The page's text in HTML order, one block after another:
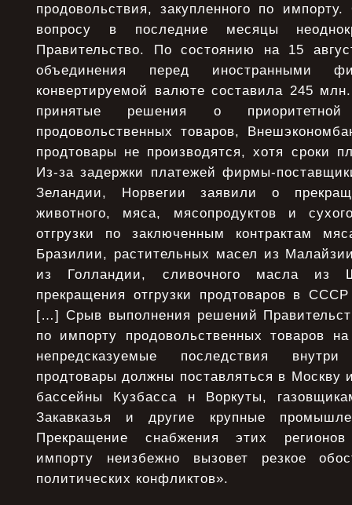
продовольствия, закупленного по
вопросу в последние месяцы
Правительство. По состоянию на 15
объединения перед иностранными
конвертируемой валюте составила 245
принятые решения о
продовольственных товаров,
продтовары не производятся, хотя сроки
Из-за задержки платежей фирмы-
Зеландии, Норвегии заявили о
животного, мяса, мясопродуктов и
отгрузки по заключенным контрактам
Бразилии, растительных масел из
из Голландии, сливочного масла из
прекращения отгрузки продтоваров в
[…] Срыв выполнения решений
по импорту продовольственных товаров
непредсказуемые последствия
продтовары должны поставляться в Москву
бассейны Кузбасса н Воркуты,
Закавказья и другие крупные
Прекращение снабжения этих
импорту неизбежно вызовет резкое
политических конфликтов».